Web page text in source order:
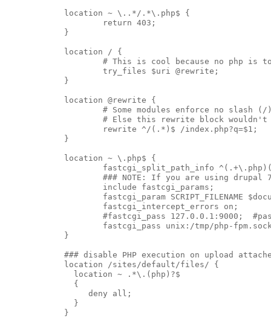
            location ~ \..*/.*\.php$ {
                    return 403;
            }
            location / {
# This is cool because no php is
                    try_files $uri @rewrite;
            }
            location @rewrite {
# Some modules enforce no slash
# Else this rewrite block
                    rewrite ^/(.*)$ /index.php?q=$1;
            }
            location ~ \.php$ {
fastcgi_split_path_info
### NOTE: If you are using drupal
                    include fastcgi_params;
fastcgi_param SCRIPT_FILENAME
                    fastcgi_intercept_errors on;
#fastcgi_pass 127.0.0.1:9000;
fastcgi_pass unix:/tmp/php-
            }
### disable PHP execution on upload
            location /sites/default/files/ {
              location ~ .*\.(php)?$
              {
                 deny all;
              }
            }